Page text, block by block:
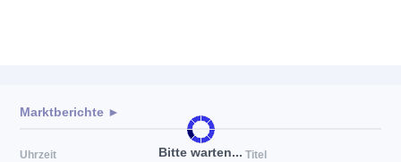
Bitte warten...
Marktberichte ►
Uhrzeit Titel